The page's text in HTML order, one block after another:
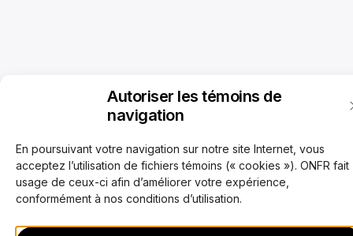
Autoriser les témoins de
navigation
En poursuivant votre navigation sur notre site Internet, vous
acceptez l’utilisation de fichiers témoins (« cookies »). ONFR fait
usage de ceux-ci afin d’améliorer votre expérience,
conformément à nos conditions d’utilisation.